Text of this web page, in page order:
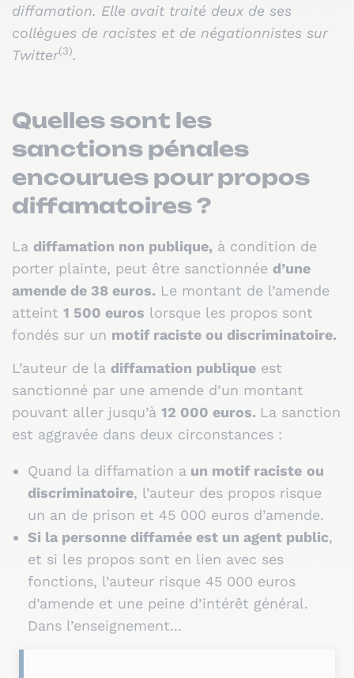
diffamation. Elle avait traité deux de ses
collègues de racistes et de négationnistes sur
Twitter(3).
Quelles sont les
sanctions pénales
encourues pour propos
diffamatoires ?
La diffamation non publique, à condition de
porter plainte, peut être sanctionnée d’une
amende de 38 euros. Le montant de l’amende
atteint 1 500 euros lorsque les propos sont
fondés sur un motif raciste ou discriminatoire.
L’auteur de la diffamation publique est
sanctionné par une amende d’un montant
pouvant aller jusqu’à 12 000 euros. La sanction
est aggravée dans deux circonstances :
Quand la diffamation a un motif raciste ou
discriminatoire, l’auteur des propos risque
un an de prison et 45 000 euros d’amende.
Si la personne diffamée est un agent public,
et si les propos sont en lien avec ses
fonctions, l’auteur risque 45 000 euros
d’amende et une peine d’intérêt général.
Dans l’enseignement...